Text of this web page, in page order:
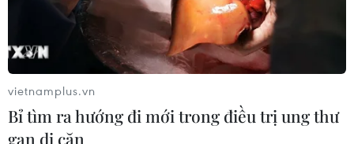
vietnamplus.vn
Bỉ tìm ra hướng đi mới trong điều trị ung thư
gan di căn